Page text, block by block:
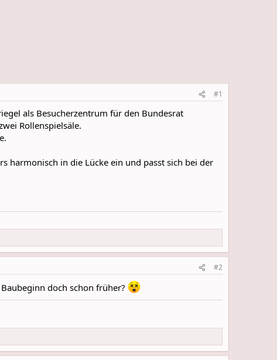
#1
als Besucherzentrum für den Bundesrat
Rollenspielsäle.
harmonisch in die Lücke ein und passt sich bei der
#2
doch schon früher?